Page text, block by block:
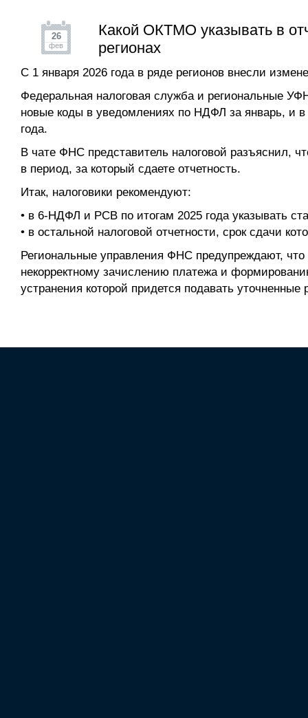
26
фев
Какой ОКТМО указывать в
регионах
С 1 января 2026 года в ряде регионов внесли
Федеральная налоговая служба и региональные
новые коды в уведомлениях по НДФЛ за январь, и в
года.
В чате ФНС представитель налоговой разъяснил,
в период, за который сдаете отчетность.
Итак, налоговики рекомендуют:
• в 6-НДФЛ и РСВ по итогам 2025 года указывать
• в остальной налоговой отчетности, срок сдачи
Региональные управления ФНС предупреждают,
некорректному зачислению платежа и
устранения которой придется подавать